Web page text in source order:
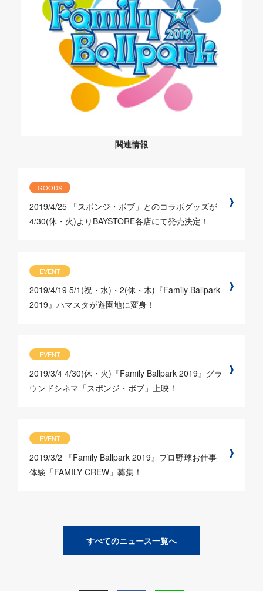
関連情報
GOODS
2019/4/25 「スポンジ・ボブ」とのコラボグッズが
4/30(休・火)よりBAYSTORE各店にて発売決定！
EVENT
2019/4/19 5/1(祝・水)・2(休・木)『Family Ballpark
2019』ハマスタが遊園地に変身！
EVENT
2019/3/4 4/30(休・火)『Family Ballpark 2019』グラ
ウンドシネマ「スポンジ・ボブ」上映！
EVENT
2019/3/2
『Family Ballpark 2019』プロ野球お仕事
体験「FAMILY CREW」募集！
すべてのニュース一覧へ